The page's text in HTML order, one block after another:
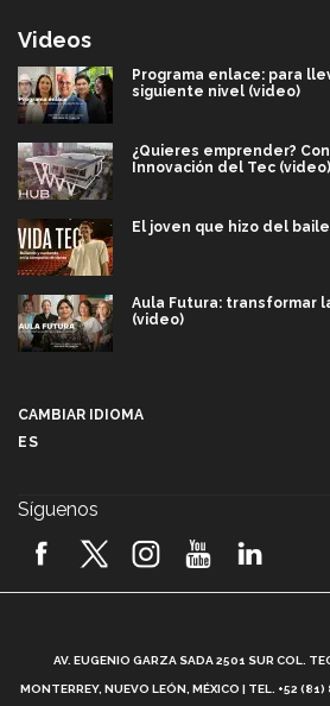
Videos
Programa enlace: para
siguiente nivel (video)
¿Quieres emprender?
Innovación del Tec (video)
El joven que hizo del
Aula Futura: transformar
(video)
2026! (video)
¿Cómo es el Modelo
CAMBIAR IDIOMA
ES
Síguenos
AV. EUGENIO GARZA SADA 2501 SUR COL.
MONTERREY, NUEVO LEÓN, MÉXICO | TEL. +52